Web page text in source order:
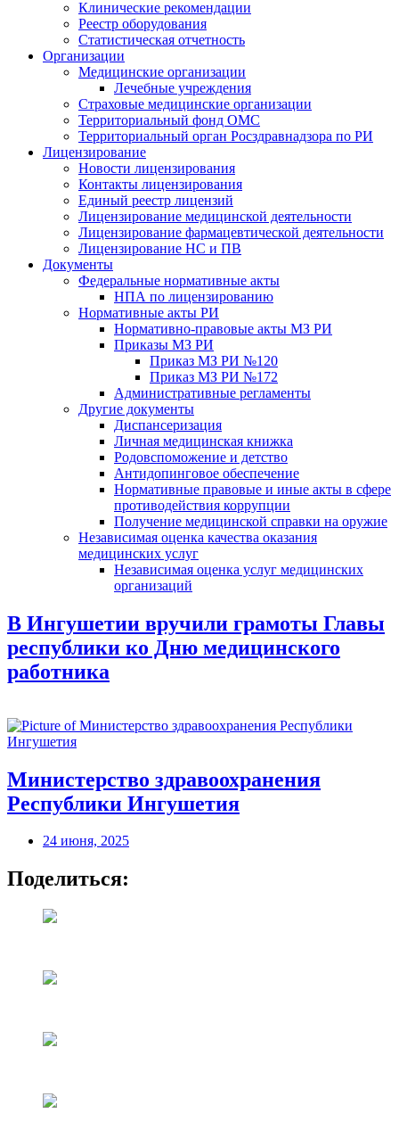
Клинические рекомендации
Реестр оборудования
Статистическая отчетность
Организации
Медицинские организации
Лечебные учреждения
Страховые медицинские организации
Территориальный фонд ОМС
Территориальный орган Росздравнадзора по РИ
Лицензирование
Новости лицензирования
Контакты лицензирования
Единый реестр лицензий
Лицензирование медицинской деятельности
Лицензирование фармацевтической деятельности
Лицензирование НС и ПВ
Документы
Федеральные нормативные акты
НПА по лицензированию
Нормативные акты РИ
Нормативно-правовые акты МЗ РИ
Приказы МЗ РИ
Приказ МЗ РИ №120
Приказ МЗ РИ №172
Административные регламенты
Другие документы
Диспансеризация
Личная медицинская книжка
Родовспоможение и детство
Антидопинговое обеспечение
Нормативные правовые и иные акты в сфере
противодействия коррупции
Получение медицинской справки на оружие
Независимая оценка качества оказания
медицинских услуг
Независимая оценка услуг медицинскиx
организаций
В Ингушетии вручили грамоты Главы
республики ко Дню медицинского
работника
Министерство здравоохранения
Республики Ингушетия
24 июня, 2025
Поделиться: